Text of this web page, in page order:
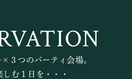
３つのパーティ会場。
しむ１日を・・・